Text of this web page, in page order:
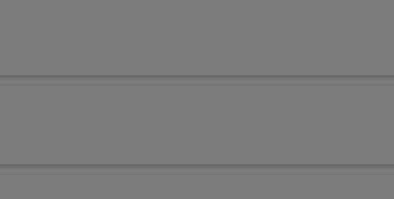
(Personenschaden). Würde der
zuzüglich noch ein Vermögensschaden
übernommen – bis zur vereinbarten
zwischen einem und drei Jahren